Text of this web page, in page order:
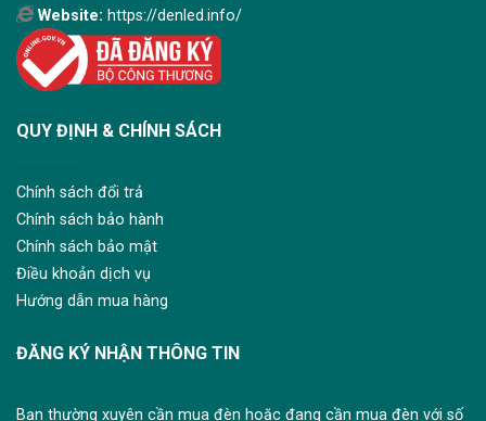
Website: https://denled.info/
QUY ĐỊNH & CHÍNH SÁCH
Chính sách đổi trả
Chính sách bảo hành
Chính sách bảo mật
Điều khoản dịch vụ
Hướng dẫn mua hàng
ĐĂNG KÝ NHẬN THÔNG TIN
Bạn thường xuyên cần mua đèn hoặc đang cần mua đèn với số